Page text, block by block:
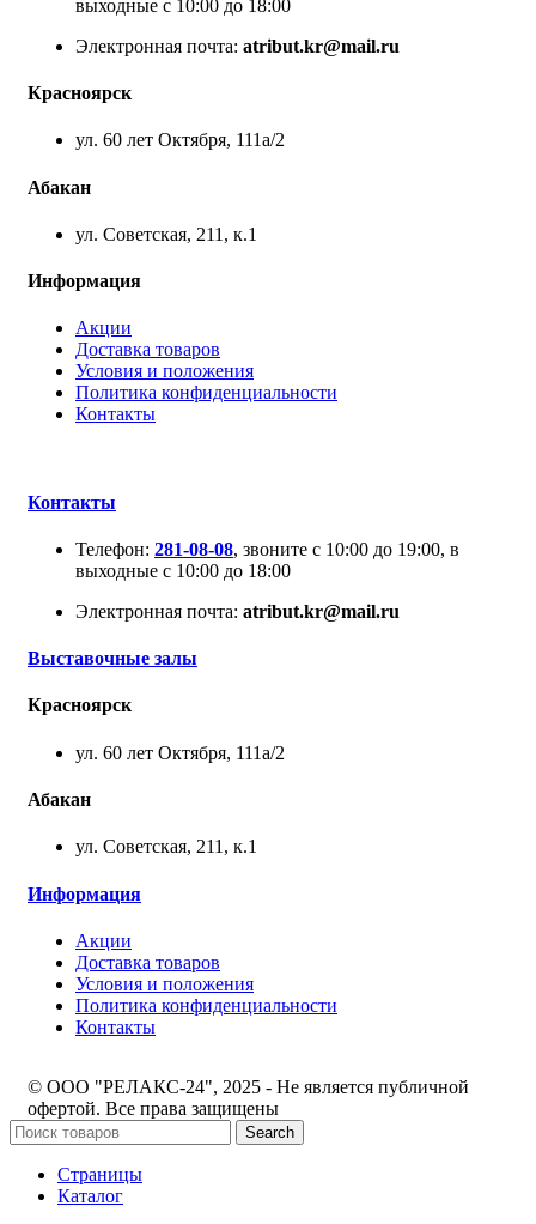
выходные с 10:00 до 18:00
Электронная почта: atribut.kr@mail.ru
Красноярск
ул. 60 лет Октября, 111а/2
Абакан
ул. Советская, 211, к.1
Информация
Акции
Доставка товаров
Условия и положения
Политика конфиденциальности
Контакты
Контакты
Телефон: 281-08-08, звоните с 10:00 до 19:00, в
выходные с 10:00 до 18:00
Электронная почта: atribut.kr@mail.ru
Выставочные залы
Красноярск
ул. 60 лет Октября, 111а/2
Абакан
ул. Советская, 211, к.1
Информация
Акции
Доставка товаров
Условия и положения
Политика конфиденциальности
Контакты
© ООО "РЕЛАКС-24", 2025 - Не является публичной
офертой. Все права защищены
Search
Страницы
Каталог